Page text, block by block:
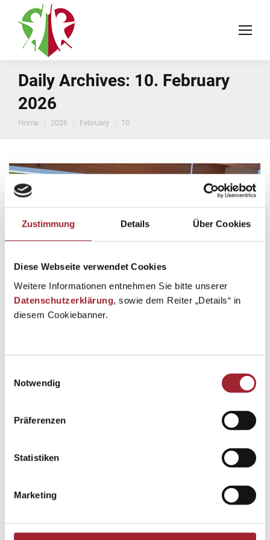
Zustimmung Details Über Cookies
Diese Webseite verwendet Cookies
Weitere Informationen entnehmen Sie bitte unserer
Datenschutzerklärung, sowie dem Reiter „Details“ in
diesem Cookiebanner.
Notwendig
Präferenzen
Statistiken
Marketing
Daily Archives: 10. February
2026
You are here:
Home 2026 February 10
Einkaufsworkshop vom BAV Vöcklabruck